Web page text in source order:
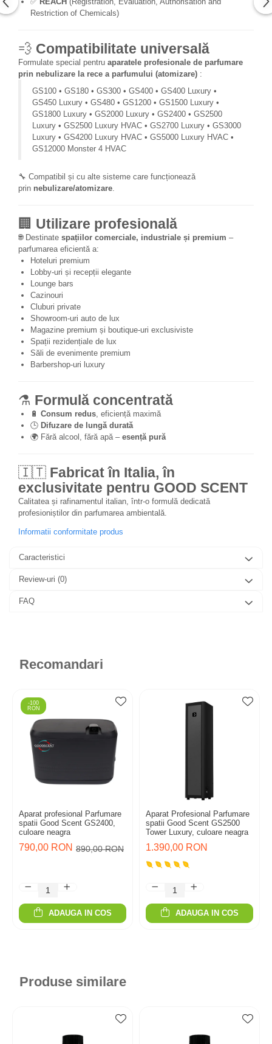
Restriction of Chemicals)
💨 Compatibilitate universală
Formulate special pentru aparatele profesionale de parfumare
prin nebulizare la rece a parfumului (atomizare) :
GS100 • GS180 • GS300 • GS400 • GS400 Luxury •
GS450 Luxury • GS480 • GS1200 • GS1500 Luxury •
GS1800 Luxury • GS2000 Luxury • GS2400 • GS2500
Luxury • GS2500 Luxury HVAC • GS2700 Luxury • GS3000
Luxury • GS4200 Luxury HVAC • GS5000 Luxury HVAC •
GS12000 Monster 4 HVAC
🔧 Compatibil și cu alte sisteme care funcționează
prin nebulizare/atomizare
🏢 Utilizare profesională
🌐 Destinate spațiilor comerciale, industriale și premium –
parfumarea eficientă a:
Hoteluri premium
Lobby-uri și recepții elegante
Lounge bars
Cazinouri
Cluburi private
Showroom-uri auto de lux
Magazine premium și boutique-uri exclusiviste
Spații rezidențiale de lux
Săli de evenimente premium
Barbershop-uri luxury
⚗️ Formulă concentrată
🔋 Consum redus , eficiență maximă
🕒 Difuzare de lungă durată
🌍 Fără alcool, fără apă – esență pură
🇮🇹 Fabricat în Italia, în
exclusivitate pentru GOOD SCENT
Calitatea și rafinamentul italian, într-o formulă dedicată
profesioniștilor din parfumarea ambientală.
Informatii conformitate produs
Caracteristici
Review-uri (0)
FAQ
Recomandari
-100
RON
Aparat profesional Parfumare
spatii Good Scent GS2400,
culoare neagra
890,00 RON
790,00 RON
ADAUGA IN COS
Aparat Profesional Parfumare
spatii Good Scent GS2500
Tower Luxury, culoare neagra
1.390,00 RON
ADAUGA IN COS
Produse similare